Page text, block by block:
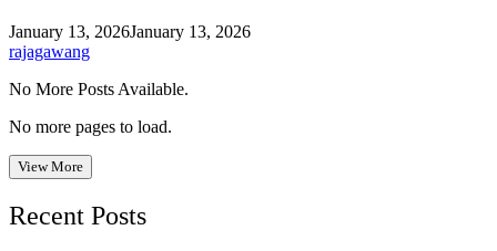
January 13, 2026January 13, 2026
rajagawang
No More Posts Available.
No more pages to load.
View More
Recent Posts